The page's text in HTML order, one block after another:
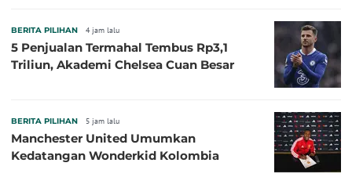
BERITA PILIHAN 4 jam lalu
5 Penjualan Termahal Tembus Rp3,1
Triliun, Akademi Chelsea Cuan Besar
BERITA PILIHAN 5 jam lalu
Manchester United Umumkan
Kedatangan Wonderkid Kolombia